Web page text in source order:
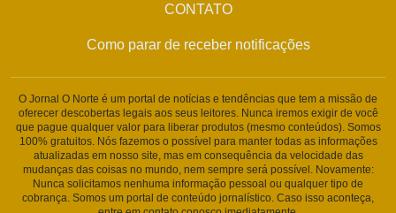
CONTATO
Como parar de receber notificações
O Jornal O Norte é um portal de notícias e tendências que tem a missão de
oferecer descobertas legais aos seus leitores. Nunca iremos exigir de você
que pague qualquer valor para liberar produtos (mesmo conteúdos). Somos
100% gratuitos. Nós fazemos o possível para manter todas as informações
atualizadas em nosso site, mas em consequência da velocidade das
mudanças das coisas no mundo, nem sempre será possível. Novamente:
Nunca solicitamos nenhuma informação pessoal ou qualquer tipo de
cobrança. Somos um portal de conteúdo jornalístico. Caso isso aconteça,